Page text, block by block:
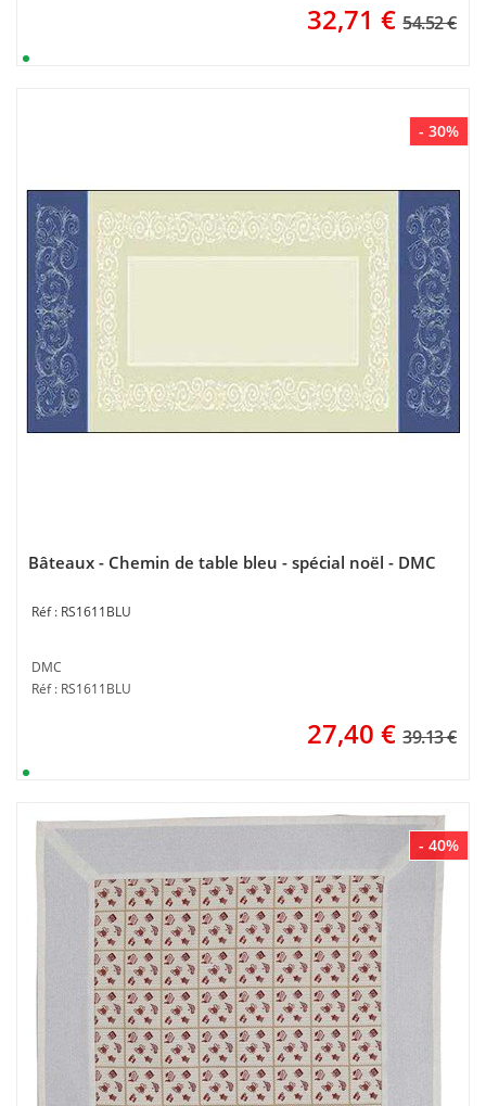
32,71 € 54.52 €
- 30%
Bâteaux - Chemin de table bleu - spécial noël - DMC
RS1611BLU
DMC
Réf : RS1611BLU
27,40 € 39.13 €
- 40%